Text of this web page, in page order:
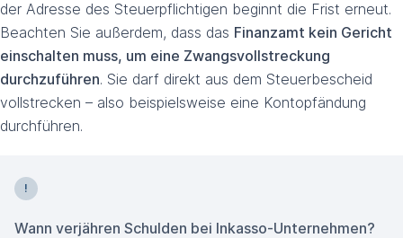
der Adresse des Steuerpflichtigen beginnt die Frist erneut.
Beachten Sie außerdem, dass das Finanzamt kein Gericht
einschalten muss, um eine Zwangsvollstreckung
durchzuführen. Sie darf direkt aus dem Steuerbescheid
vollstrecken – also beispielsweise eine Kontopfändung
durchführen.
Wann verjähren Schulden bei Inkasso-Unternehmen?